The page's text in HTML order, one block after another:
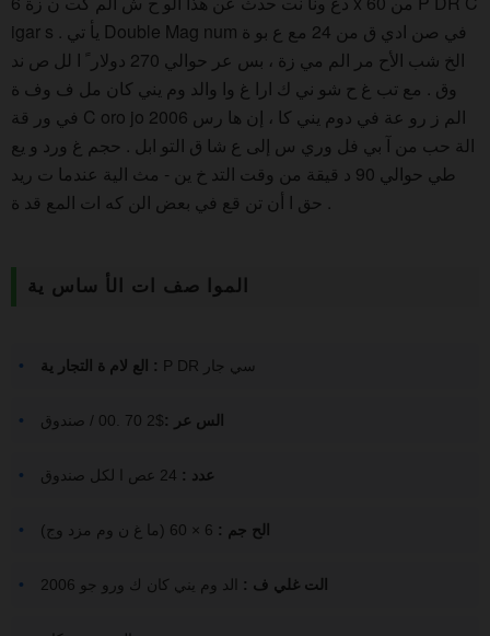
igar s . يأ تي Double Mag num في صن ادي ق من 24 مع ع بو ة
الخ شب الأح مر الم مي زة ، بس عر حوالي 270 دولار ً ا لل ص ند
وق . مع تب غ ح شو ني ك ارا غ وا والد وم يني كان مل ف وف ة
في ور قة C oro jo 2006 الم ز رو عة في دوم يني كا ، إن ها رس
الة حب من آ بي فل وري س إلى ع شا ق التو ابل . حجم غ ورد و يع
طي حوالي 90 د قيقة من وقت التد خ ين - مث الية عندما ت ريد
الموا صف ات الأ ساس ية
الع لام ة التجار ية : P DR سي جار
الس عر :$2 70 .00 / صندوق
عدد :
الح جم :
الت غلي ف : الد وم يني كان ك ورو جو 2006